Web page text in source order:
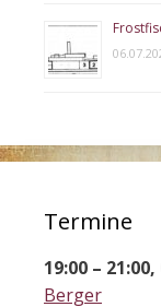
Termine
19:00 – 21:00,
Berger